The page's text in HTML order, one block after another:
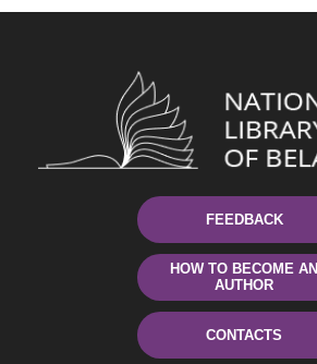
FEEDBACK
HOW TO BECOME AN
AUTHOR
CONTACTS